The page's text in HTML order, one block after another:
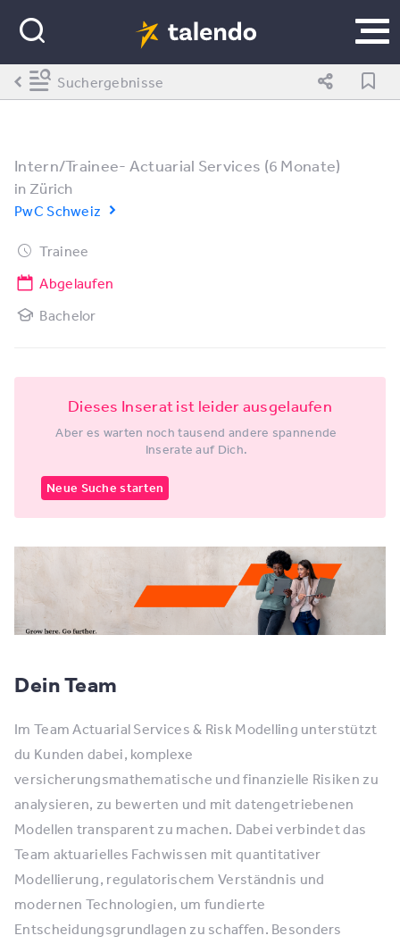
Intern/Trainee- Actuarial Services (6 Monate)
in Zürich
PwC Schweiz
Trainee
Abgelaufen
Bachelor
Dieses Inserat ist leider ausgelaufen
Aber es warten noch tausend andere spannende
Inserate auf Dich.
Neue Suche starten
Dein Team
Im Team Actuarial Services & Risk Modelling unterstützt
du Kunden dabei, komplexe
versicherungsmathematische und finanzielle Risiken zu
analysieren, zu bewerten und mit datengetriebenen
Modellen transparent zu machen. Dabei verbindet das
Team aktuarielles Fachwissen mit quantitativer
Modellierung, regulatorischem Verständnis und
modernen Technologien, um fundierte
Entscheidungsgrundlagen zu schaffen. Besonders
Suchergebnisse